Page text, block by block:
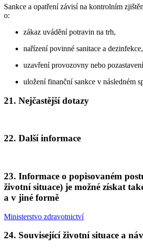
Sankce a opatření závisí na kontrolním
o:
zákaz uvádění potravin na trh,
nařízení povinné sanitace a dezinfekce,
uzavření provozovny nebo
uložení finanční sankce v následném
21. Nejčastější dotazy
22. Další informace
23. Informace o popisovaném
životní situace) je možné získat
a v jiné formě
Ministerstvo zdravotnictví
24. Související životní situace a